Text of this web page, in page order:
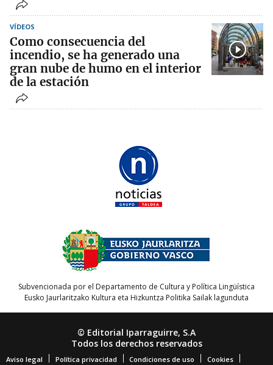
VÍDEOS
Como consecuencia del
incendio, se ha generado una
gran nube de humo en el interior
de la estación
Subvencionada por el Departamento de Cultura y Política Lingüística
Eusko Jaurlaritzako Kultura eta Hizkuntza Politika Sailak lagunduta
© Editorial Iparraguirre, S.A
Todos los derechos reservados
Aviso legal Política privacidad Condiciones de uso Cookies